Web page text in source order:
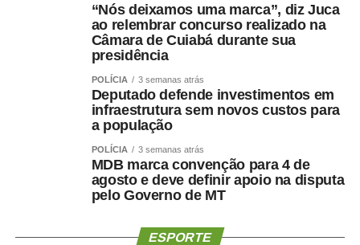
“Nós deixamos uma marca”, diz Juca
ao relembrar concurso realizado na
Câmara de Cuiabá durante sua
presidência
POLÍCIA 3 semanas atrás
Deputado defende investimentos em
infraestrutura sem novos custos para
a população
POLÍCIA 3 semanas atrás
MDB marca convenção para 4 de
agosto e deve definir apoio na disputa
pelo Governo de MT
ESPORTE